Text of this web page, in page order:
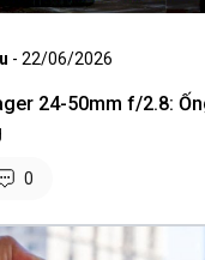
- 22/06/2026
24-50mm f/2.8:
0